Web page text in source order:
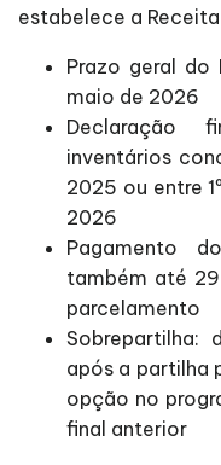
estabelece a
Prazo geral
maio de 2026
Declaração
inventários
2025 ou entre
2026
Pagamento
também até
parcelamento
Sobrepartilha:
após a partilha
opção no
final anterior